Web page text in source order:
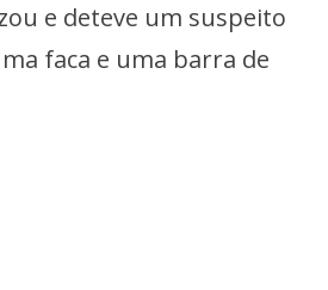
e deteve um suspeito
faca e uma barra de